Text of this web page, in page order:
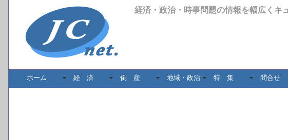
経済・政治・時事問題の情報を幅広くキ
ホーム 経 済 倒 産 地域・政治 特 集 問合せ